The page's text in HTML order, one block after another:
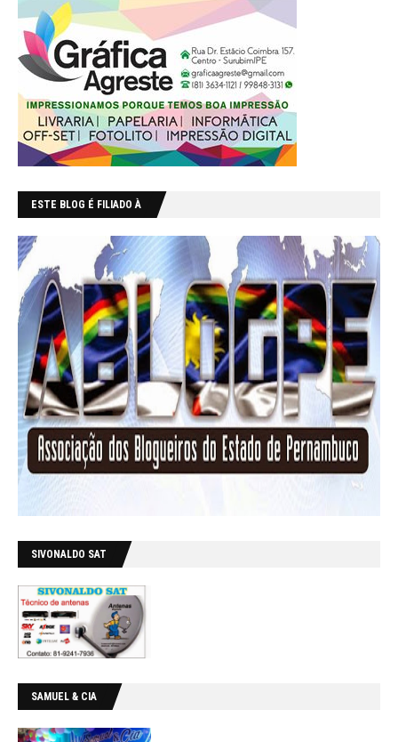
ESTE BLOG É FILIADO À
SIVONALDO SAT
SAMUEL & CIA